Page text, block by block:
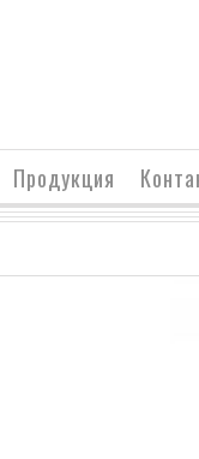
Продукция